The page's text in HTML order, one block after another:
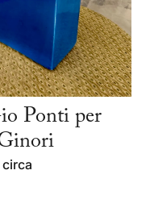
Ponti per
circa